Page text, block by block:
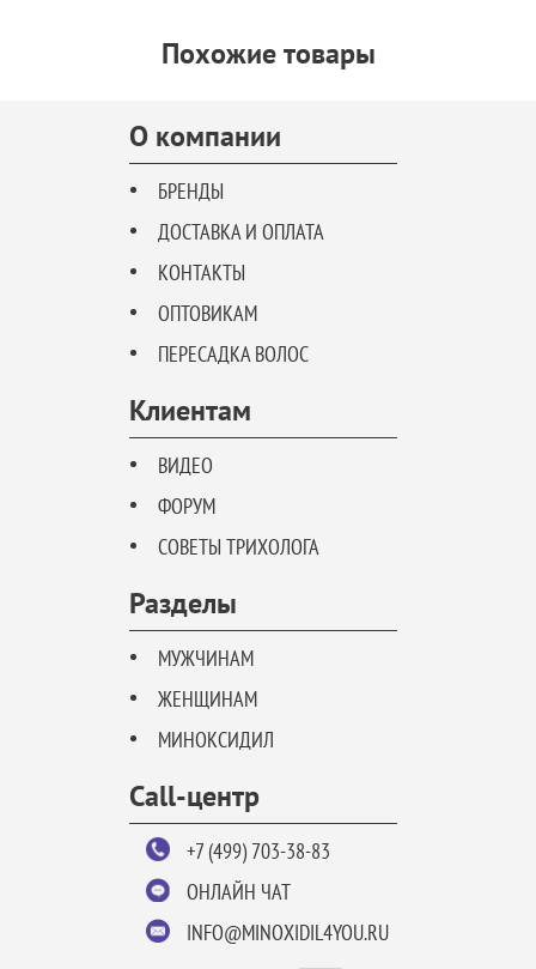
Похожие товары
О компании
БРЕНДЫ
ДОСТАВКА И ОПЛАТА
КОНТАКТЫ
ОПТОВИКАМ
ПЕРЕСАДКА ВОЛОС
Клиентам
ВИДЕО
ФОРУМ
СОВЕТЫ ТРИХОЛОГА
Разделы
МУЖЧИНАМ
ЖЕНЩИНАМ
МИНОКСИДИЛ
Call-центр
+7 (499) 703-38-83
ОНЛАЙН ЧАТ
INFO@MINOXIDIL4YOU.RU